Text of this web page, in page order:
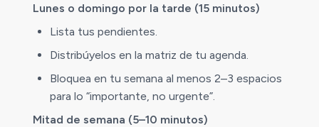
Lunes o domingo por la tarde (15 minutos)
Lista tus pendientes.
Distribúyelos en la matriz de tu agenda.
Bloquea en tu semana al menos 2–3 espacios
para lo “importante, no urgente”.
Mitad de semana (5–10 minutos)